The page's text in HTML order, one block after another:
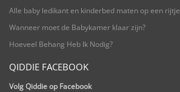
Alle baby ledikant en kinderbed maten op een rijtje
Wanneer moet de Babykamer klaar zijn?
Hoeveel Behang Heb Ik Nodig?
QIDDIE FACEBOOK
Volg Qiddie op Facebook